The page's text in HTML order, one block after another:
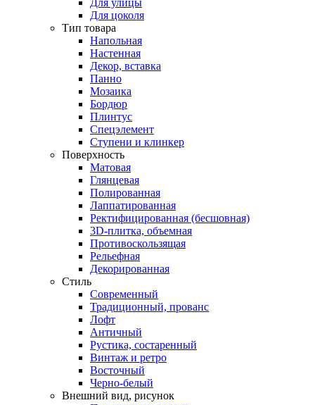
Для улицы
Для цоколя
Тип товара
Напольная
Настенная
Декор, вставка
Панно
Мозаика
Бордюр
Плинтус
Спецэлемент
Ступени и клинкер
Поверхность
Матовая
Глянцевая
Полированная
Лаппатированная
Ректифицированная (бесшовная)
3D-плитка, объемная
Противоскользящая
Рельефная
Декорированная
Стиль
Современный
Традиционный, прованс
Лофт
Античный
Рустика, состаренный
Винтаж и ретро
Восточный
Черно-белый
Внешний вид, рисунок